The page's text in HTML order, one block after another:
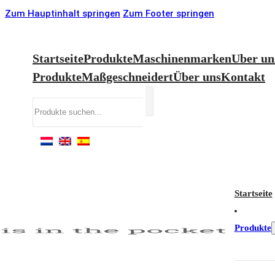
Zum Hauptinhalt springen Zum Footer springen
StartseiteProdukteMaschinenmarkenUber
ProdukteMaßgeschneidertÜber unsKontakt
Startseite
Produkte